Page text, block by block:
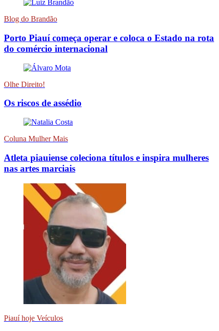
Blog do Brandão
Porto Piauí começa operar e coloca o Estado na rota
do comércio internacional
Olhe Direito!
Os riscos de assédio
Coluna Mulher Mais
Atleta piauiense coleciona títulos e inspira mulheres
nas artes marciais
Piauí hoje Veículos